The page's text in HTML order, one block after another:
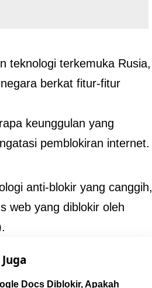
teknologi terkemuka Rusia,
berkat fitur-fitur
keunggulan yang
pemblokiran internet.
anti-blokir yang canggih,
web yang diblokir oleh
Docs Diblokir, Apakah